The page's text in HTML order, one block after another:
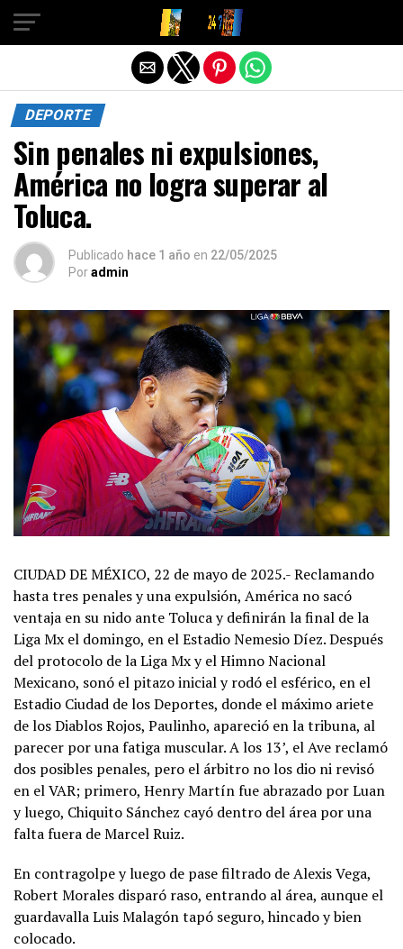
DEPORTE
Sin penales ni expulsiones,
América no logra superar al
Toluca.
Publicado hace 1 año en 22/05/2025
Poradmin
CIUDAD DE MÉXICO, 22 de mayo de 2025.- Reclamando
hasta tres penales y una expulsión, América no sacó
ventaja en su nido ante Toluca y definirán la final de la
Liga Mx el domingo, en el Estadio Nemesio Díez. Después
del protocolo de la Liga Mx y el Himno Nacional
Mexicano, sonó el pitazo inicial y rodó el esférico, en el
Estadio Ciudad de los Deportes, donde el máximo ariete
de los Diablos Rojos, Paulinho, apareció en la tribuna, al
parecer por una fatiga muscular. A los 13’, el Ave reclamó
dos posibles penales, pero el árbitro no los dio ni revisó
en el VAR; primero, Henry Martín fue abrazado por Luan
y luego, Chiquito Sánchez cayó dentro del área por una
falta fuera de Marcel Ruiz.
En contragolpe y luego de pase filtrado de Alexis Vega,
Robert Morales disparó raso, entrando al área, aunque el
guardavalla Luis Malagón tapó seguro, hincado y bien
colocado.
Salir de la versión móvil